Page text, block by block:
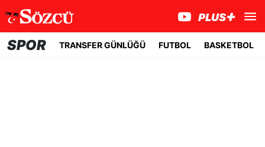
SPOR TRANSFER GÜNLÜĞÜ FUTBOL BASKETBOL